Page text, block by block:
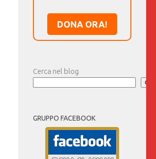
DONA ORA!
Cerca nel blog
GRUPPO FACEBOOK